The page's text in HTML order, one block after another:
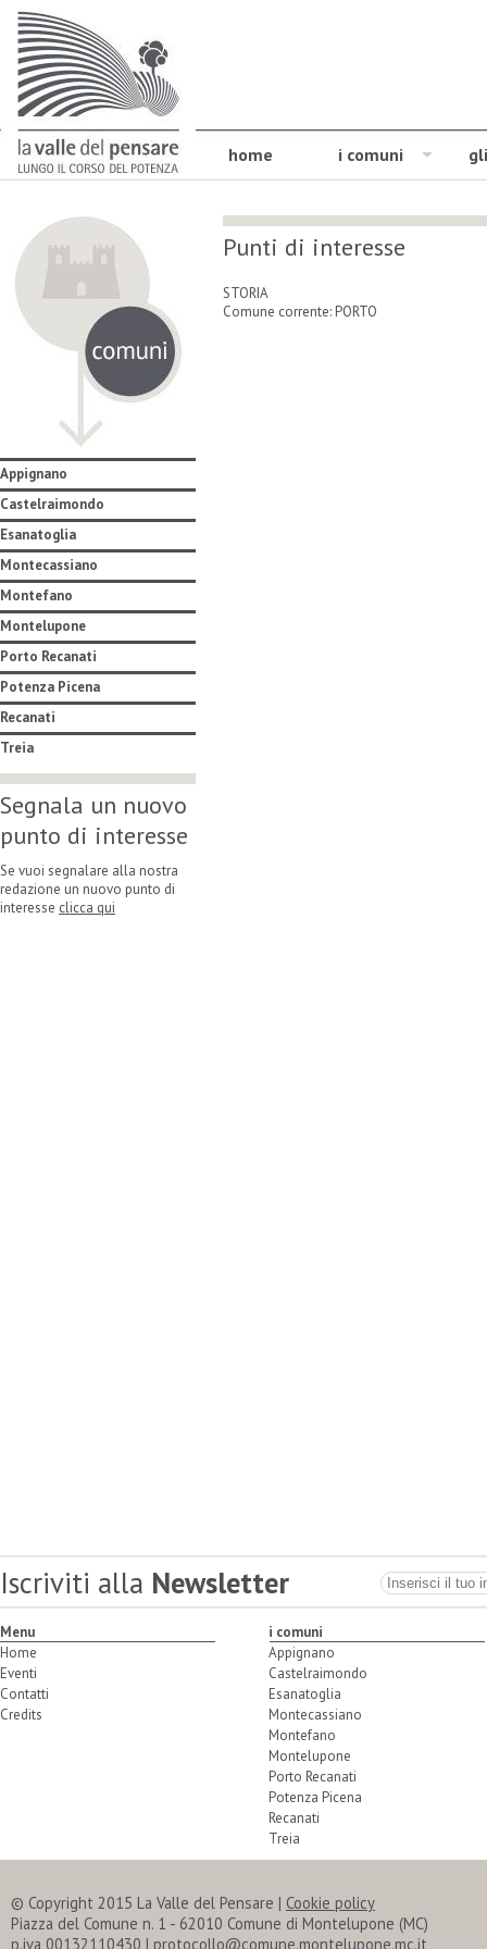
home i comuni
Appignano
Castelraimondo
Esanatoglia
Montecassiano
Montefano
Montelupone
Porto Recanati
Potenza Picena
Recanati
Treia
Segnala un nuovo
punto di interesse
Se vuoi segnalare alla nostra
redazione un nuovo punto di
interesse clicca qui
Punti di interesse
STORIA
Comune corrente: PORTO
Iscriviti alla Newsletter
Menu
Home
Eventi
Contatti
Credits
i comuni
Appignano
Castelraimondo
Esanatoglia
Montecassiano
Montefano
Montelupone
Porto Recanati
Potenza Picena
Recanati
Treia
© Copyright 2015 La Valle del Pensare | Cookie policy
Piazza del Comune n. 1 - 62010 Comune di Montelupone (MC)
p.iva 00132110430 | protocollo@comune.montelupone.mc.it